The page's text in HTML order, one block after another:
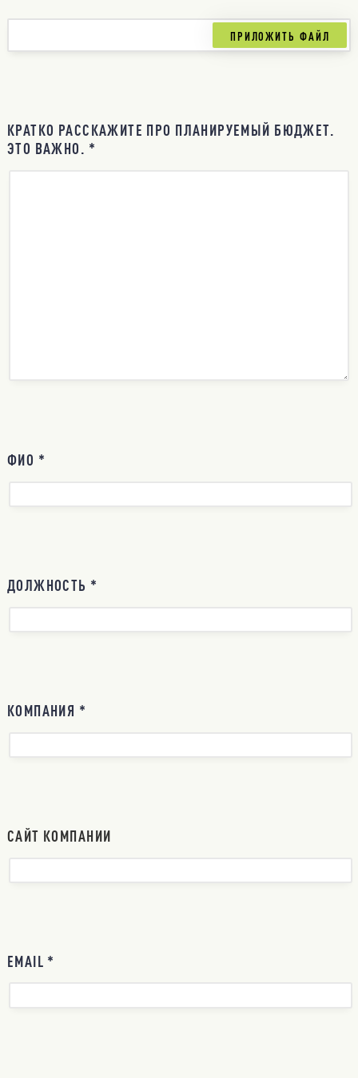
КРАТКО РАССКАЖИТЕ ПРО ПЛАНИРУЕМЫЙ БЮДЖЕТ.
ЭТО ВАЖНО. *
ФИО *
ДОЛЖНОСТЬ *
КОМПАНИЯ *
САЙТ КОМПАНИИ
EMAIL *